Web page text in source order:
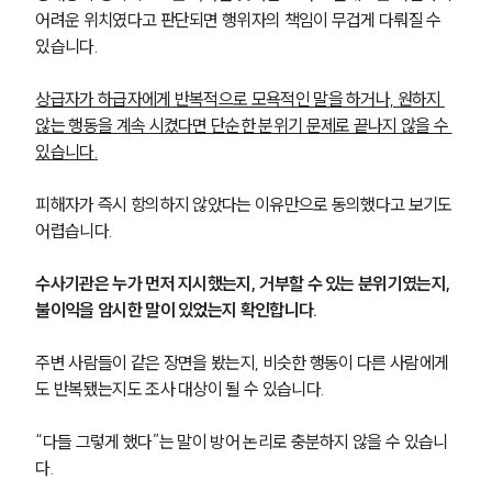
어려운 위치였다고 판단되면 행위자의 책임이 무겁게 다뤄질 수
있습니다.
상급자가 하급자에게 반복적으로 모욕적인 말을 하거나, 원하지
않는 행동을 계속 시켰다면 단순한 분위기 문제로 끝나지 않을 수
있습니다.
피해자가 즉시 항의하지 않았다는 이유만으로 동의했다고 보기도
어렵습니다.
수사기관은 누가 먼저 지시했는지, 거부할 수 있는 분위기였는지,
불이익을 암시한 말이 있었는지 확인합니다.
주변 사람들이 같은 장면을 봤는지, 비슷한 행동이 다른 사람에게
도 반복됐는지도 조사 대상이 될 수 있습니다.
“다들 그렇게 했다”는 말이 방어 논리로 충분하지 않을 수 있습니
다.